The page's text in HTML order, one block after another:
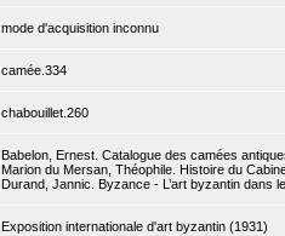
mode d'acquisition inconnu
camée.334
chabouillet.260
Babelon, Ernest. Catalogue des camées
Marion du Mersan, Théophile. Histoire du
Durand, Jannic. Byzance - L’art byzantin dans
Exposition internationale d'art byzantin (1931)